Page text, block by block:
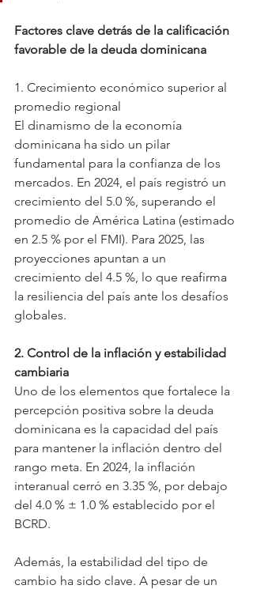
Factores clave detrás de la calificación
favorable de la deuda dominicana
1. Crecimiento económico superior al
promedio regional
El dinamismo de la economía
dominicana ha sido un pilar
fundamental para la confianza de los
mercados. En 2024, el país registró un
crecimiento del 5.0 %, superando el
promedio de América Latina (estimado
en 2.5 % por el FMI). Para 2025, las
proyecciones apuntan a un
crecimiento del 4.5 %, lo que reafirma
la resiliencia del país ante los desafíos
globales.
2. Control de la inflación y estabilidad
cambiaria
Uno de los elementos que fortalece la
percepción positiva sobre la deuda
dominicana es la capacidad del país
para mantener la inflación dentro del
rango meta. En 2024, la inflación
interanual cerró en 3.35 %, por debajo
del 4.0 % ± 1.0 % establecido por el
BCRD.
Además, la estabilidad del tipo de
cambio ha sido clave. A pesar de un